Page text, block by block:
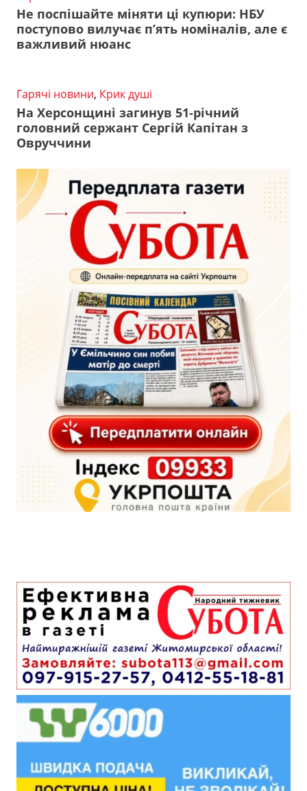
Не поспішайте міняти ці купюри: НБУ
поступово вилучає п’ять номіналів, але є
важливий нюанс
Гарячі новини, Крик душі
На Херсонщині загинув 51-річний
головний сержант Сергій Капітан з
Овруччини